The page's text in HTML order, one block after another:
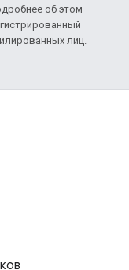
об этом
лиц.